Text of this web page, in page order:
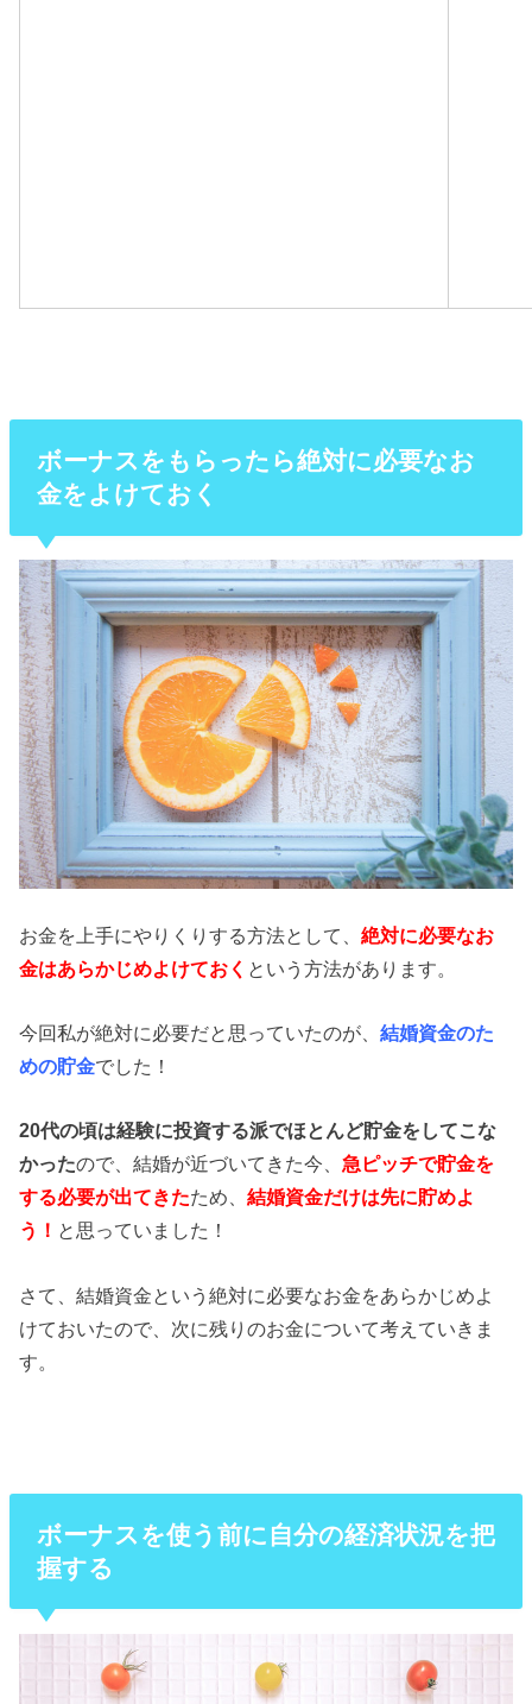
ボーナスをもらったら絶対に必要なお
金をよけておく
お金を上手にやりくりする方法として、絶対に必要なお
金はあらかじめよけておく という方法があります。
今回私が絶対に必要だと思っていたのが、結婚資金のた
めの貯金でした！
20代の頃は経験に投資する派でほとんど貯金をしてこな
かったので、結婚が近づいてきた今、急ピッチで貯金を
する必要が出てきたため、結婚資金だけは先に貯めよ
う！ と思っていました！
さて、結婚資金という絶対に必要なお金をあらかじめよ
けておいたので、次に残りのお金について考えていきま
す。
ボーナスを使う前に自分の経済状況を把
握する